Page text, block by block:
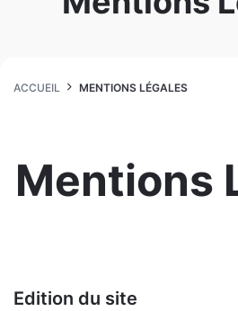
ACCUEIL MENTIONS LÉGALES
Mentions
Edition du site